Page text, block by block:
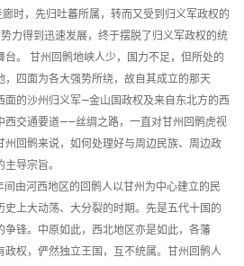
时，先归吐蕃所属，转而又受到归义军政权的
力得到迅速发展，终于摆脱了归义军政权的统
。 甘州回鹘地峡人少，国力不足，但所处的
，四面为各大强势所绕，故自其成立的那天
面的沙州归义军—金山国政权及来自东北方的西
西交通要道——丝绸之路，一直对甘州回鹘虎视
州回鹘来说，如何处理好与周边民族、周边政
导宗旨。
由河西地区的回鹘人以甘州为中心建立的民
上大动荡、大分裂的时期。先是五代十国的
争锋。中原如此，西北地区亦是如此，各藩
政权，俨然独立王国，互不统属。甘州回鹘人